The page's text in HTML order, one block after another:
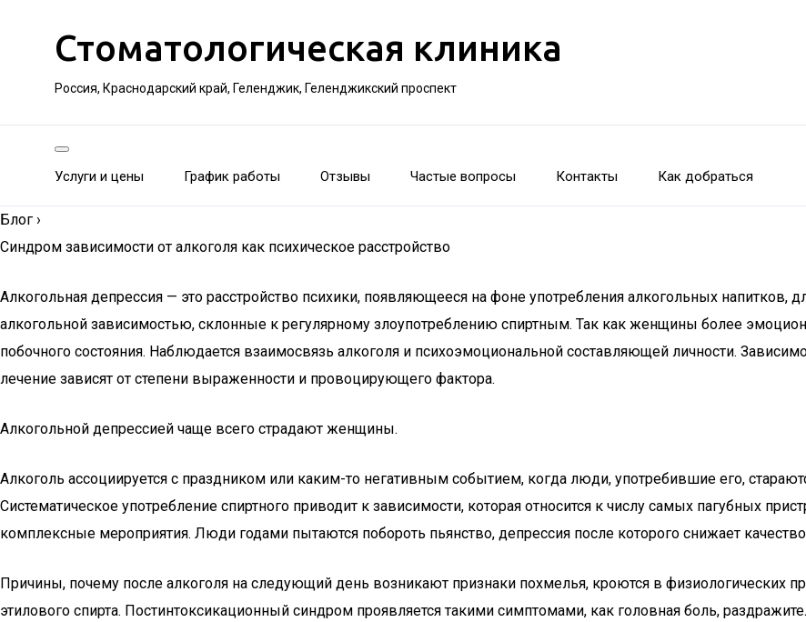
Стоматологическая клиника
Россия, Краснодарский край, Геленджик, Геленджикский проспект
Услуги и цены График работы Отзывы Частые вопросы Контакты Как добраться
Блог ›
Синдром зависимости от алкоголя как психическое расстройство
Алкогольная депрессия — это расстройство психики, появляющееся на фоне употребления алкогольных
алкогольной зависимостью, склонные к регулярному злоупотреблению спиртным. Так как женщины более
побочного состояния. Наблюдается взаимосвязь алкоголя и психоэмоциональной составляющей личности.
лечение зависят от степени выраженности и провоцирующего фактора.
Алкогольной депрессией чаще всего страдают женщины.
Алкоголь ассоциируется с праздником или каким-то негативным событием, когда люди, употребившие его,
Систематическое употребление спиртного приводит к зависимости, которая относится к числу самых пагубных
комплексные мероприятия. Люди годами пытаются побороть пьянство, депрессия после которого снижает
Причины, почему после алкоголя на следующий день возникают признаки похмелья, кроются в физиологических
этилового спирта. Постинтоксикационный синдром проявляется такими симптомами, как головная боль,